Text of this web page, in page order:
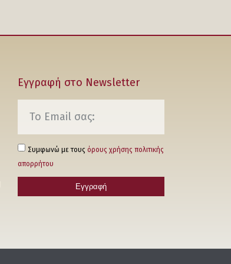
Εγγραφή στο Νewsletter
Συμφωνώ με τους όρους χρήσης πολιτικής
απορρήτου
Εγγραφή